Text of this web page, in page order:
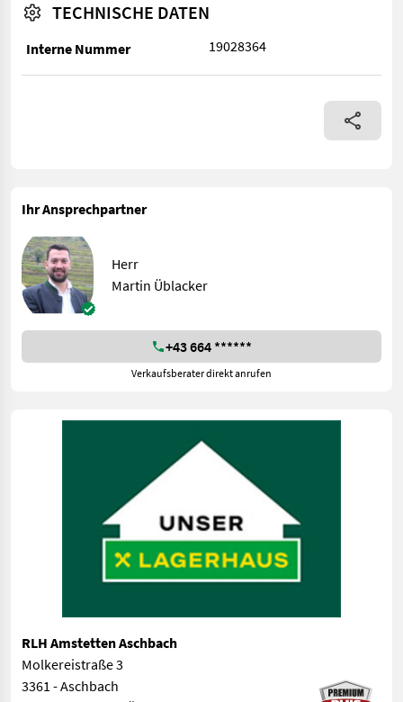
TECHNISCHE DATEN
Interne Nummer 19028364
Ihr Ansprechpartner
Herr
Martin Üblacker
+43 664 ******
Verkaufsberater direkt anrufen
RLH Amstetten Aschbach
Molkereistraße 3
3361 - Aschbach